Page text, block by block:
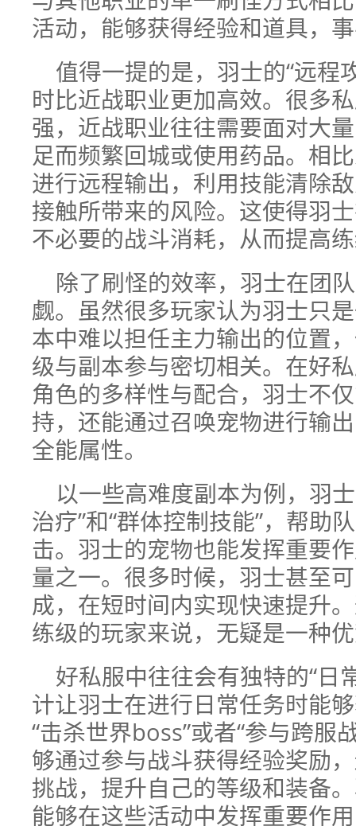
活动，能够获得经验和道具，
值得一提的是，羽士的“远程
时比近战职业更加高效。很多
强，近战职业往往需要面对大
足而频繁回城或使用药品。相
进行远程输出，利用技能清除
接触所带来的风险。这使得羽
不必要的战斗消耗，从而提高
除了刷怪的效率，羽士在团
觑。虽然很多玩家认为羽士只
本中难以担任主力输出的位置
级与副本参与密切相关。在好
角色的多样性与配合，羽士不
持，还能通过召唤宠物进行输
全能属性。
以一些高难度副本为例，羽
治疗”和“群体控制技能”，帮助
击。羽士的宠物也能发挥重要
量之一。很多时候，羽士甚至
成，在短时间内实现快速提升
练级的玩家来说，无疑是一种
好私服中往往会有独特的“日
计让羽士在进行日常任务时能
“击杀世界boss”或者“参与跨服
够通过参与战斗获得经验奖励
挑战，提升自己的等级和装备
能够在这些活动中发挥重要作